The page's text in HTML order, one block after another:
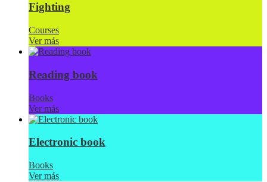
Fighting
Courses
Ver más
Reading book
Books
Ver más
Electronic book
Books
Ver más